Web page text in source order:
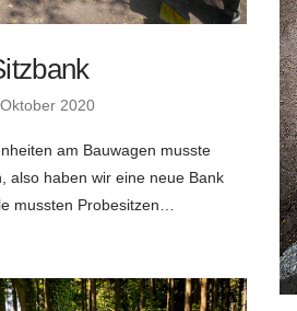
2020
am Bauwagen musste
also haben wir eine neue Bank
mussten Probesitzen…